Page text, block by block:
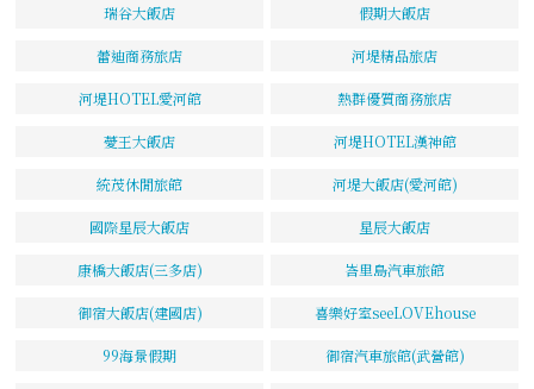
瑞谷大飯店 假期大飯店
蕾迪商務旅店 河堤精品旅店
河堤HOTEL愛河館 熱群優質商務旅店
薆王大飯店 河堤HOTEL漢神館
統茂休閒旅館 河堤大飯店(愛河館)
國際星辰大飯店 星辰大飯店
康橋大飯店(三多店) 峇里島汽車旅館
御宿大飯店(建國店) 喜樂好室seeLOVEhouse
99海景假期 御宿汽車旅館(武營館)